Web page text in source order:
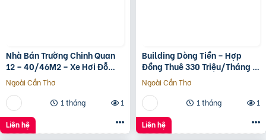
Nhà Bán Trường Chinh Quan
12 – 40/46M2 – Xe Hơi Đỗ
Cửa – 3.1 Tỷ
Ngoài Cần Thơ
1 tháng
1
Liên hệ
Building Dòng Tiền – Hợp
Đồng Thuê 330 Triệu/Tháng –
Quận 5, Tp.hcm -139Ty
Ngoài Cần Thơ
1 tháng
1
Liên hệ